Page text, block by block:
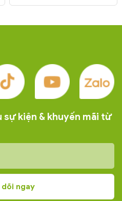
135.000₫.
pháp: Chế biến Honey Mức
★★★☆☆☆ Hương vị: Vị
kiện & khuyến mãi từ